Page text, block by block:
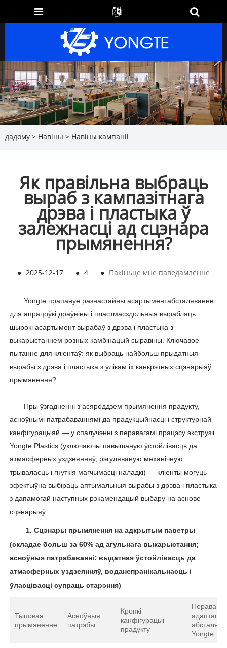
дадому > Навіны > Навіны кампаніі
Як правільна выбраць
выраб з кампазітнага
дрэва і пластыка ў
залежнасці ад сцэнара
прымянення?
● 2025-12-17 ● 4 ● Пакіньце мне паведамленне
Yongte прапануе разнастайны асартыментабсталяванне
для апрацоўкі драўніны і пластмасздольныя вырабляць
шырокі асартымент вырабаў з дрэва і пластыка з
выкарыстаннем розных камбінацый сыравіны. Ключавое
пытанне для кліентаў: як выбраць найбольш прыдатныя
вырабы з дрэва і пластыка з улікам іх канкрэтных сцэнарыяў
прымянення?
Пры ўзгадненні з асяроддзем прымянення прадукту,
асноўнымі патрабаваннямі да прадукцыйнасці і структурнай
канфігурацыяй — у спалучэнні з перавагамі працэсу экструзіі
Yongte Plastics (уключаючы павышаную ўстойлівасць да
атмасферных уздзеянняў, рэгуляваную механічную
трываласць і гнуткія магчымасці наладкі) — кліенты могуць
эфектыўна выбіраць аптымальныя вырабы з дрэва і пластыка
з дапамогай наступных рэкамендацый выбару на аснове
сцэнарыяў.
1. Сцэнары прымянення на адкрытым паветры
(складае больш за 60% ад агульнага выкарыстання;
асноўныя патрабаванні: выдатная ўстойлівасць да
атмасферных уздзеянняў, воданепранікальнасць і
ўласцівасці супраць старэння)
Тыповая
прымяненне
Асноўныя
патрэбы
Кропкі
канфігурацыі
прадукту
Перавагі
адаптацыі
Yongte